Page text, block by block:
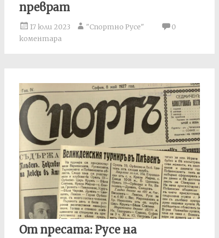
преврат
17 юли 2023 "Спортно Русе"
0
коментара
От пресата: Русе на